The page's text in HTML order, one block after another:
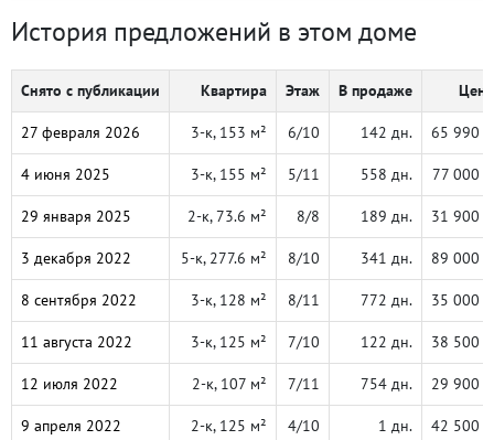
История предложений в этом доме
Снято с публикации Квартира Этаж В продаже
27 февраля 2026 3-к, 153 м² 6/10 142 дн. 65 990
4 июня 2025 3-к, 155 м² 5/11 558 дн. 77 000
29 января 2025 2-к, 73.6 м² 8/8 189 дн. 31 900
3 декабря 2022 5-к, 277.6 м² 8/10 341 дн. 89 000
8 сентября 2022 3-к, 128 м² 8/11 772 дн. 35 000
11 августа 2022 3-к, 125 м² 7/10 122 дн. 38 500
12 июля 2022 2-к, 107 м² 7/11 754 дн. 29 900
9 апреля 2022 2-к, 125 м² 4/10 1 дн. 42 500